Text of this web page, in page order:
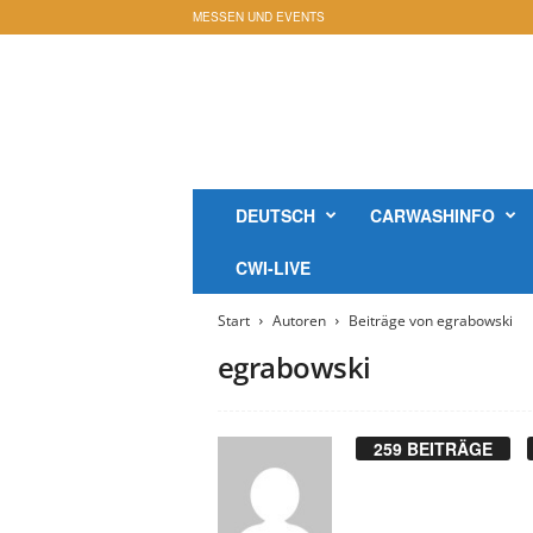
MESSEN UND EVENTS
DEUTSCH CARWASHINFO
CWI-LIVE
Start Autoren Beiträge von egrabowski
egrabowski
259 BEITRÄGE